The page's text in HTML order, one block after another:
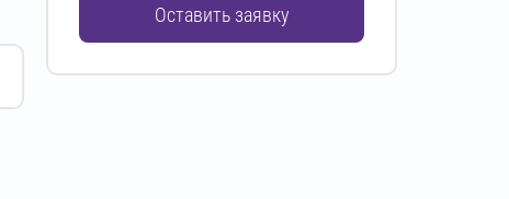
Оставить заявку